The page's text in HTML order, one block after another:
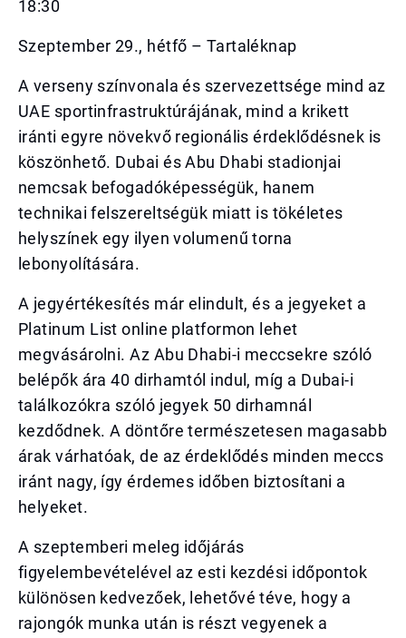
18:30
Szeptember 29., hétfő – Tartaléknap
A verseny színvonala és szervezettsége mind az
UAE sportinfrastruktúrájának, mind a krikett
iránti egyre növekvő regionális érdeklődésnek is
köszönhető. Dubai és Abu Dhabi stadionjai
nemcsak befogadóképességük, hanem
technikai felszereltségük miatt is tökéletes
helyszínek egy ilyen volumenű torna
lebonyolítására.
A jegyértékesítés már elindult, és a jegyeket a
Platinum List online platformon lehet
megvásárolni. Az Abu Dhabi-i meccsekre szóló
belépők ára 40 dirhamtól indul, míg a Dubai-i
találkozókra szóló jegyek 50 dirhamnál
kezdődnek. A döntőre természetesen magasabb
árak várhatóak, de az érdeklődés minden meccs
iránt nagy, így érdemes időben biztosítani a
helyeket.
A szeptemberi meleg időjárás
figyelembevételével az esti kezdési időpontok
különösen kedvezőek, lehetővé téve, hogy a
rajongók munka után is részt vegyenek a